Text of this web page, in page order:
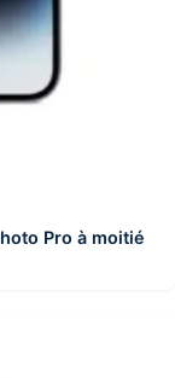
Pro à moitié